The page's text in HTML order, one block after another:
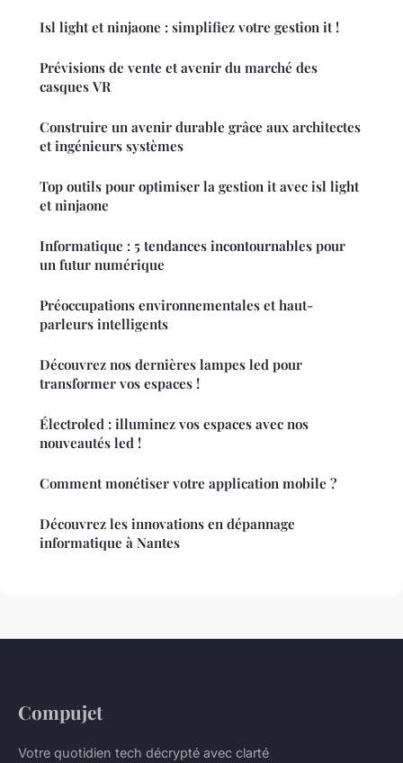
Isl light et ninjaone : simplifiez votre gestion it !
Prévisions de vente et avenir du marché des
casques VR
Construire un avenir durable grâce aux architectes
et ingénieurs systèmes
Top outils pour optimiser la gestion it avec isl light
et ninjaone
Informatique : 5 tendances incontournables pour
un futur numérique
Préoccupations environnementales et haut-
parleurs intelligents
Découvrez nos dernières lampes led pour
transformer vos espaces !
Électroled : illuminez vos espaces avec nos
nouveautés led !
Comment monétiser votre application mobile ?
Découvrez les innovations en dépannage
informatique à Nantes
Compujet
Votre quotidien tech décrypté avec clarté